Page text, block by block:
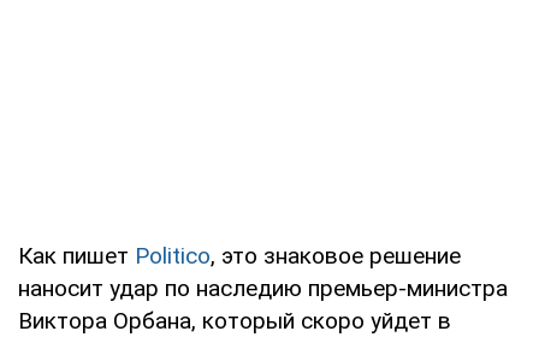
Как пишет Politico, это знаковое решение
наносит удар по наследию премьер-министра
Виктора Орбана, который скоро уйдет в